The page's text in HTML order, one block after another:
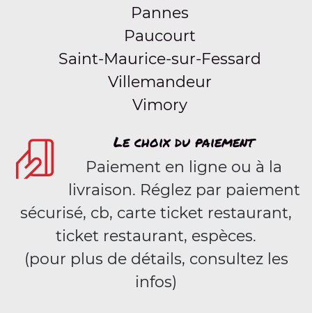
Pannes
Paucourt
Saint-Maurice-sur-Fessard
Villemandeur
Vimory
Le choix du paiement
Paiement en ligne ou à la
livraison. Réglez par paiement
sécurisé, cb, carte ticket restaurant,
ticket restaurant, espèces.
(pour plus de détails, consultez les
infos)